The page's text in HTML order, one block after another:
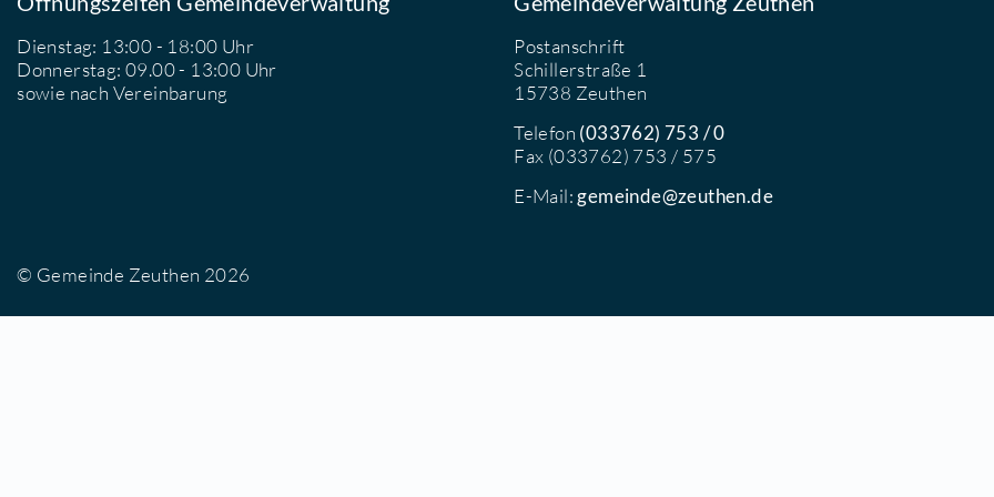
Der Eintritt ist frei.
Bei Regen und einer Lufttemperatur unter 18°C
bleibt das Freibad geschlossen.